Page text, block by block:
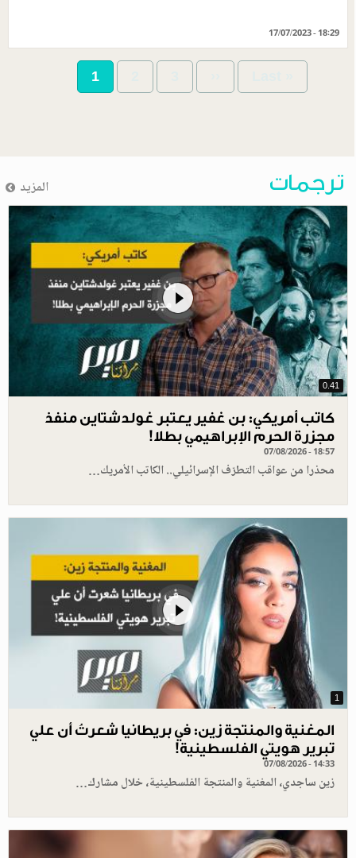
17/07/2023 - 18:29
Pagination
Current
page
1
page page
ترجمات المزيد
0.41
كاتب أمريكي: بن غفير يعتبر غولدشتاين منفذ
مجزرة الحرم الإبراهيمي بطلا!
07/08/2026 - 18:57
محذرا من عواقب التطرّف الإسرائيلي.. الكاتب الأمريك…
1
المغنية والمنتجة زين: في بريطانيا شعرتُ أن علي
تبرير هويتي الفلسطينية!
07/08/2026 - 14:33
زين ساجدي، المغنية والمنتجة الفلسطينية، خلال مشارك…